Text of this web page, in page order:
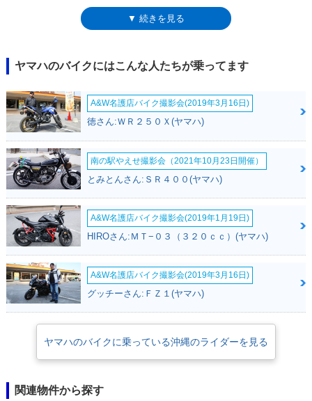
V100（スズキ）との大きな差異でもあった。2001年に排ガス規制、03年
に騒音規制に適合しながら、2007年モデルまで設定された。なお、前身
ドアクシス100は、ヤマハ最後の2スト原付2種スクーターとなった。
▼ 続きを見る
ヤマハのバイクにはこんな人たちが乗ってます
A&W名護店バイク撮影会(2019年3月16日)
徳さん:ＷＲ２５０Ｘ(ヤマハ)
南の駅やえせ撮影会（2021年10月23日開催）
とみとんさん:ＳＲ４００(ヤマハ)
A&W名護店バイク撮影会(2019年1月19日)
HIROさん:ＭＴ−０３（３２０ｃｃ）(ヤマハ)
A&W名護店バイク撮影会(2019年3月16日)
グッチーさん:ＦＺ１(ヤマハ)
ヤマハのバイクに乗っている沖縄のライダーを見る
関連物件から探す